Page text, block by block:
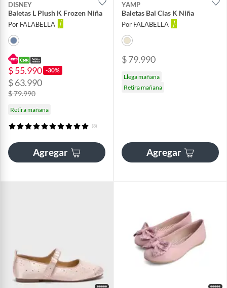
DISNEY
Baletas L Plush K Frozen Niña
Por FALABELLA
$ 55.990 -30%
$ 63.990
$ 79.990
Retira mañana
(8)
Agregar
YAMP
Baletas Bal Clas K Niña
Por FALABELLA
$ 79.990
Llega mañana
Retira mañana
Agregar